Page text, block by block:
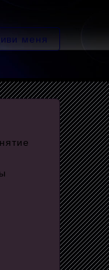
меня